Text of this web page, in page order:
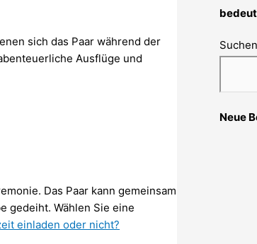
sich das Paar während der
Ausflüge und
Das Paar kann gemeinsam
gedeiht. Wählen Sie eine
einladen oder nicht?
Suchen
Neue